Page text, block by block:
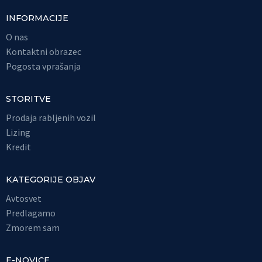
INFORMACIJE
O nas
Kontaktni obrazec
Pogosta vprašanja
STORITVE
Prodaja rabljenih vozil
Lizing
Kredit
KATEGORIJE OBJAV
Avtosvet
Predlagamo
Zmorem sam